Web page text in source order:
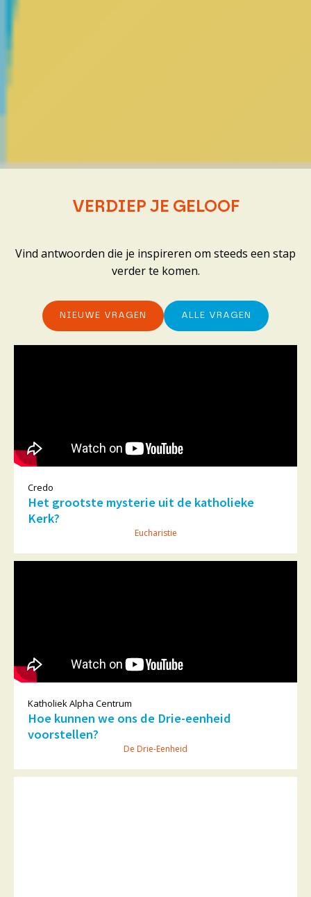
VERDIEP JE GELOOF
Vind antwoorden die je inspireren om steeds een stap
verder te komen.
NIEUWE VRAGEN ALLE VRAGEN
Credo
Het grootste mysterie uit de katholieke
Kerk?
Eucharistie
Katholiek Alpha Centrum
Hoe kunnen we ons de Drie-eenheid
voorstellen?
De Drie-Eenheid